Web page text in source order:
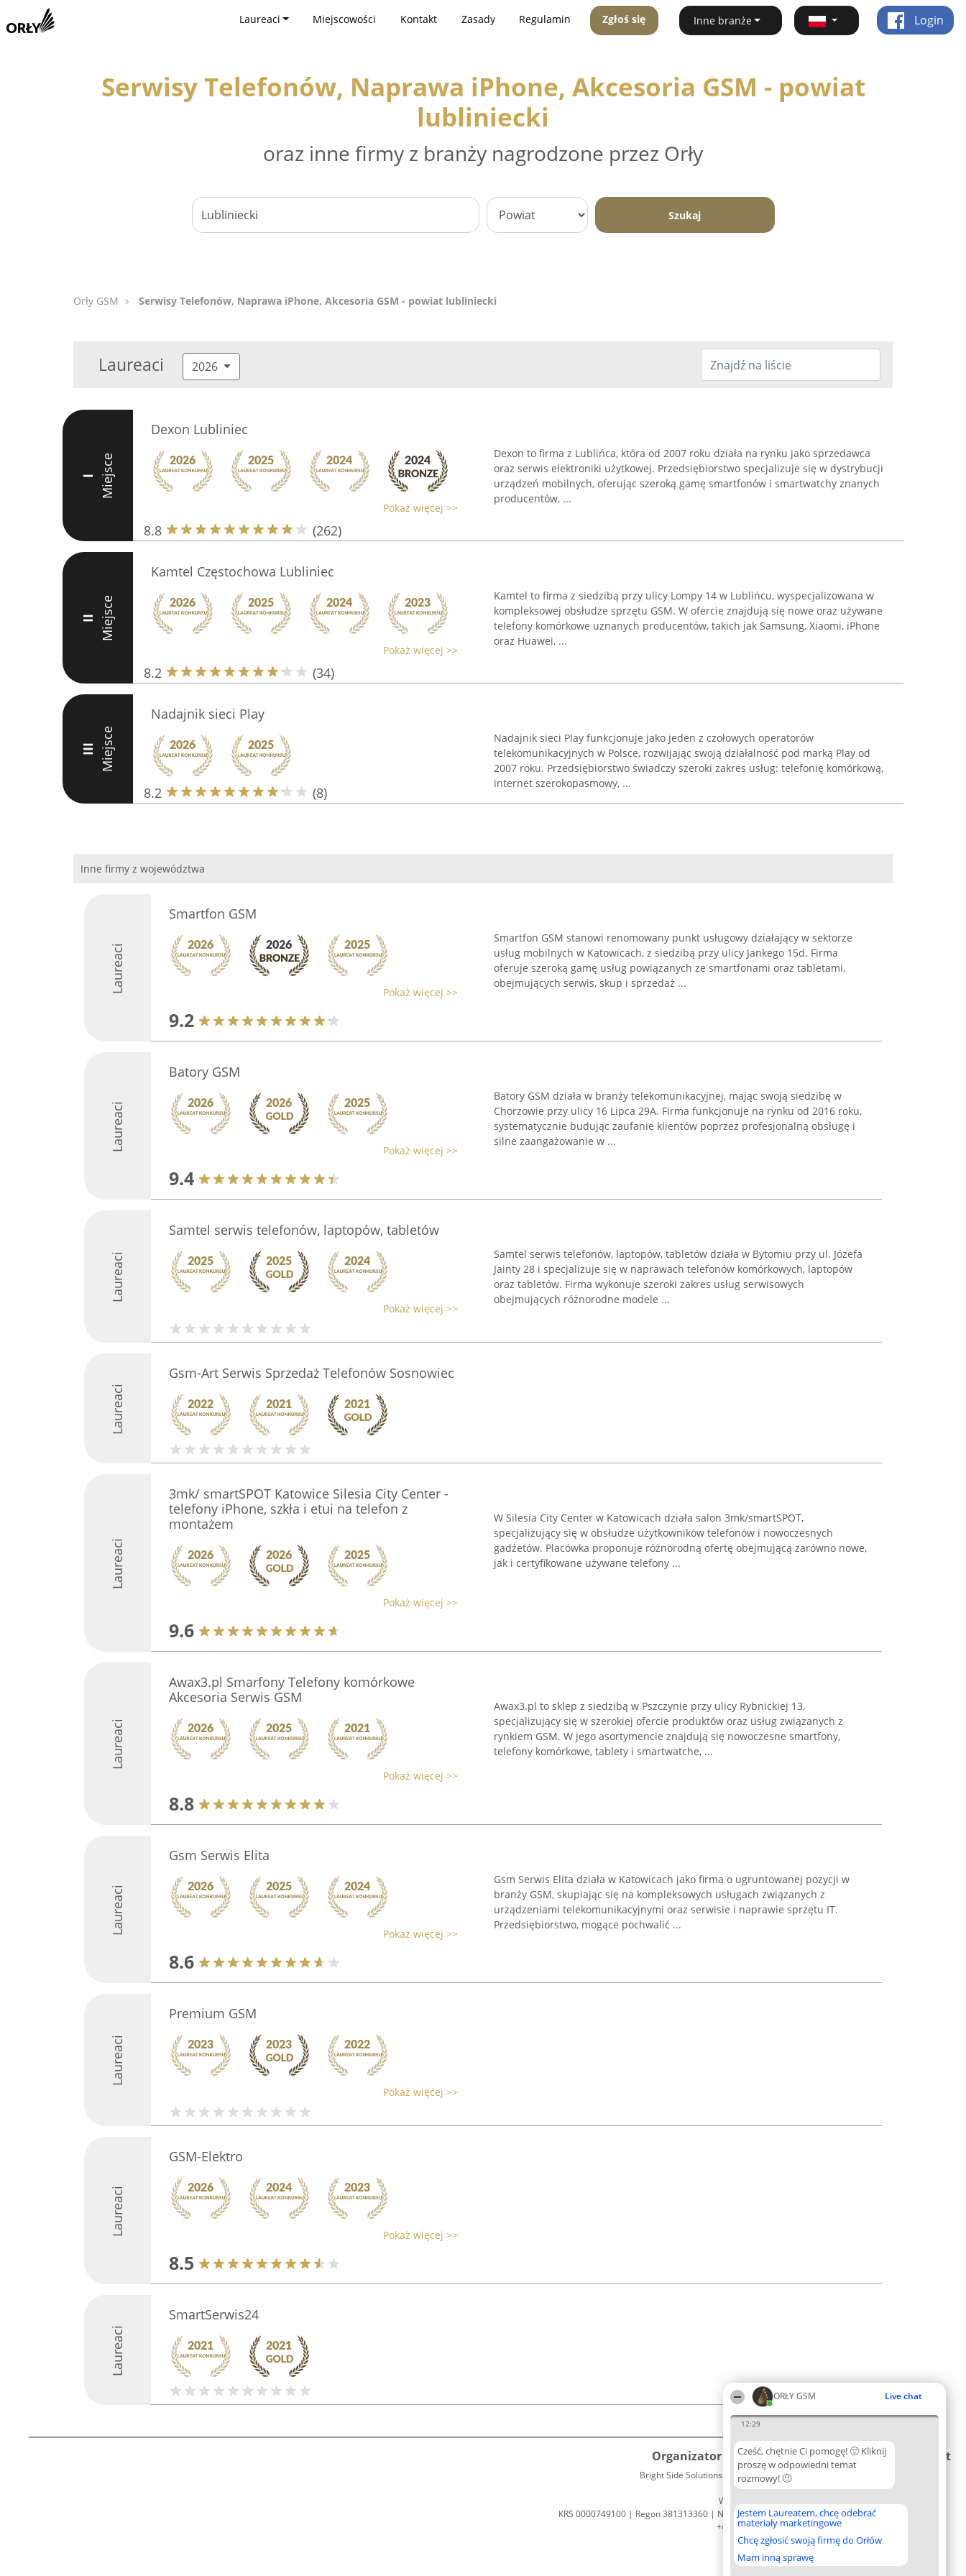
ORŁY GSM Live chat
12:29
Cześć, chętnie Ci pomogę! 🙂 Kliknij
proszę w odpowiedni temat
rozmowy! 🙂
Jestem Laureatem, chcę odebrać
materiały marketingowe
Chcę zgłosić swoją firmę do Orłów
Mam inną sprawę
Laureaci Miejscowości Kontakt Zasady Regulamin Zgłoś się Inne branże Login
Serwisy Telefonów, Naprawa iPhone, Akcesoria GSM - powiat
lubliniecki
oraz inne firmy z branży nagrodzone przez Orły
Szukaj
Orły GSM Serwisy Telefonów, Naprawa iPhone, Akcesoria GSM - powiat lubliniecki
Laureaci 2026
I Miejsce
Dexon Lubliniec
Pokaż więcej >>
8.8 (262)
Dexon to firma z Lublińca, która od 2007 roku działa na rynku jako sprzedawca
oraz serwis elektroniki użytkowej. Przedsiębiorstwo specjalizuje się w dystrybucji
urządzeń mobilnych, oferując szeroką gamę smartfonów i smartwatchy znanych
producentów, ...
II Miejsce
Kamtel Częstochowa Lubliniec
Pokaż więcej >>
8.2 (34)
Kamtel to firma z siedzibą przy ulicy Lompy 14 w Lublińcu, wyspecjalizowana w
kompleksowej obsłudze sprzętu GSM. W ofercie znajdują się nowe oraz używane
telefony komórkowe uznanych producentów, takich jak Samsung, Xiaomi, iPhone
oraz Huawei, ...
III Miejsce
Nadajnik sieci Play
8.2 (8)
Nadajnik sieci Play funkcjonuje jako jeden z czołowych operatorów
telekomunikacyjnych w Polsce, rozwijając swoją działalność pod marką Play od
2007 roku. Przedsiębiorstwo świadczy szeroki zakres usług: telefonię komórkową,
internet szerokopasmowy, ...
Inne firmy z województwa
Laureaci
Smartfon GSM
Pokaż więcej >>
9.2
Smartfon GSM stanowi renomowany punkt usługowy działający w sektorze
usług mobilnych w Katowicach, z siedzibą przy ulicy Jankego 15d. Firma
oferuje szeroką gamę usług powiązanych ze smartfonami oraz tabletami,
obejmujących serwis, skup i sprzedaż ...
Laureaci
Batory GSM
Pokaż więcej >>
9.4
Batory GSM działa w branży telekomunikacyjnej, mając swoją siedzibę w
Chorzowie przy ulicy 16 Lipca 29A. Firma funkcjonuje na rynku od 2016 roku,
systematycznie budując zaufanie klientów poprzez profesjonalną obsługę i
silne zaangażowanie w ...
Laureaci
Samtel serwis telefonów, laptopów, tabletów
Pokaż więcej >>
Samtel serwis telefonów, laptopów, tabletów działa w Bytomiu przy ul. Józefa
Jainty 28 i specjalizuje się w naprawach telefonów komórkowych, laptopów
oraz tabletów. Firma wykonuje szeroki zakres usług serwisowych
obejmujących różnorodne modele ...
Laureaci
Gsm-Art Serwis Sprzedaż Telefonów Sosnowiec
Laureaci
3mk/ smartSPOT Katowice Silesia City Center -
telefony iPhone, szkła i etui na telefon z
montażem
Pokaż więcej >>
9.6
W Silesia City Center w Katowicach działa salon 3mk/smartSPOT,
specjalizujący się w obsłudze użytkowników telefonów i nowoczesnych
gadżetów. Placówka proponuje różnorodną ofertę obejmującą zarówno nowe,
jak i certyfikowane używane telefony ...
Laureaci
Awax3.pl Smarfony Telefony komórkowe
Akcesoria Serwis GSM
Pokaż więcej >>
8.8
Awax3.pl to sklep z siedzibą w Pszczynie przy ulicy Rybnickiej 13,
specjalizujący się w szerokiej ofercie produktów oraz usług związanych z
rynkiem GSM. W jego asortymencie znajdują się nowoczesne smartfony,
telefony komórkowe, tablety i smartwatche, ...
Laureaci
Gsm Serwis Elita
Pokaż więcej >>
8.6
Gsm Serwis Elita działa w Katowicach jako firma o ugruntowanej pozycji w
branży GSM, skupiając się na kompleksowych usługach związanych z
urządzeniami telekomunikacyjnymi oraz serwisie i naprawie sprzętu IT.
Przedsiębiorstwo, mogące pochwalić ...
Laureaci
Premium GSM
Pokaż więcej >>
Laureaci
GSM-Elektro
Pokaż więcej >>
8.5
Laureaci
SmartSerwis24
Organizator plebiscytu
Bright Side Solutions sp. z o. o. sp. k.
ul. Ruska 22
Wrocław 50-079
KRS 0000749100 | Regon 381313360 | NIP 8943132676
+48 508 492 400
Plebiscyt
Lista
Laureatów
Zasady
Regulamin
Prywatności
Kontakt